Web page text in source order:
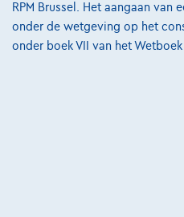
€19.995 1 BTW
Vanaf€383,68/maandmet
RPM Brussel. Het aangaan
onder de wetgeving op het
onder boek VII van het